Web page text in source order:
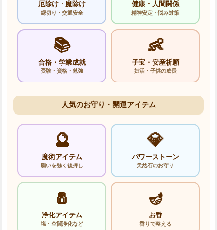
厄除け・魔除け
縁切り・交通安全
健康・人間関係
精神安定・悩み対策
📚
合格・学業成就
受験・資格・勉強
👶
子宝・安産祈願
妊活・子供の成長
人気のお守り・開運アイテム
🔮
魔術アイテム
願いを強く後押し
💎
パワーストーン
天然石のお守り
🧂
浄化アイテム
塩・空間浄化など
🪔
お香
香りで整える